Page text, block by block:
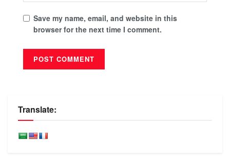
Save my name, email, and website in this
browser for the next time I comment.
Translate: